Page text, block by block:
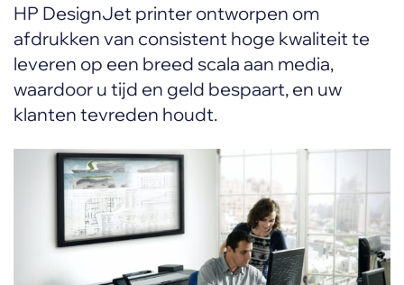
HP DesignJet printer ontworpen om
afdrukken van consistent hoge kwaliteit te
leveren op een breed scala aan media,
waardoor u tijd en geld bespaart, en uw
klanten tevreden houdt.